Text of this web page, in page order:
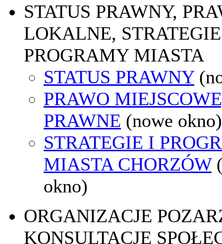
STATUS PRAWNY,
LOKALNE,
PROGRAMY MIASTA
STATUS PRAWNY
PRAWO
PRAWNE (nowe okno)
STRATEGIE I
MIASTA CHORZÓW
okno)
ORGANIZACJE
KONSULTACJE